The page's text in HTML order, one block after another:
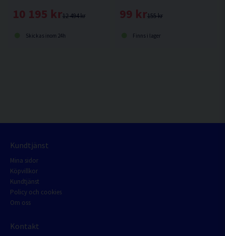
12 494 kr
10 195 kr
Skickas inom 24h
155 kr
99 kr
Finns i lager
Kundtjänst
Mina sidor
Köpvillkor
Kundtjänst
Policy och cookies
Om oss
Kontakt